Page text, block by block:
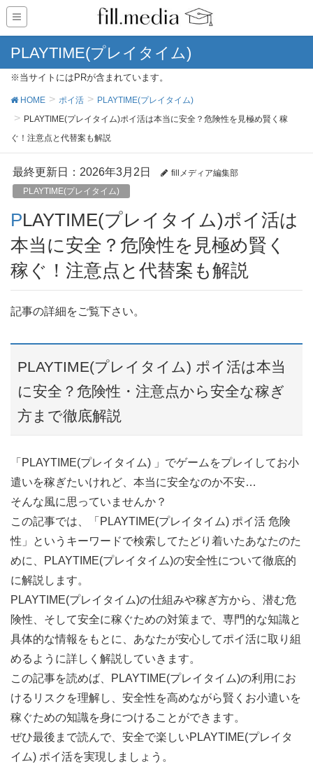
PLAYTIME(プレイタイム)
※当サイトにはPRが含まれています。
HOME ポイ活
PLAYTIME(プレイタイム)
PLAYTIME(プレイタイム)ポイ活は本当に安全？危険性を見極め賢く稼
ぐ！注意点と代替案も解説
最終更新日：2026年3月2日
fillメディア編集部
PLAYTIME(プレイタイム)
PLAYTIME(プレイタイム)ポイ活は
本当に安全？危険性を見極め賢く
稼ぐ！注意点と代替案も解説
記事の詳細をご覧下さい。
PLAYTIME(プレイタイム) ポイ活は本当
に安全？危険性・注意点から安全な稼ぎ
方まで徹底解説
「PLAYTIME(プレイタイム) 」でゲームをプレイしてお小
遣いを稼ぎたいけれど、本当に安全なのか不安…
そんな風に思っていませんか？
この記事では、「PLAYTIME(プレイタイム) ポイ活 危険
性」というキーワードで検索してたどり着いたあなたのた
めに、PLAYTIME(プレイタイム)の安全性について徹底的
に解説します。
PLAYTIME(プレイタイム)の仕組みや稼ぎ方から、潜む危
険性、そして安全に稼ぐための対策まで、専門的な知識と
具体的な情報をもとに、あなたが安心してポイ活に取り組
めるように詳しく解説していきます。
この記事を読めば、PLAYTIME(プレイタイム)の利用にお
けるリスクを理解し、安全性を高めながら賢くお小遣いを
稼ぐための知識を身につけることができます。
ぜひ最後まで読んで、安全で楽しいPLAYTIME(プレイタ
イム) ポイ活を実現しましょう。